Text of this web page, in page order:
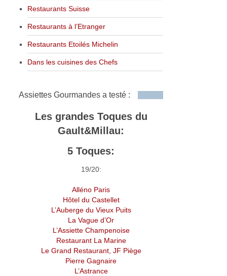
Restaurants Suisse
Restaurants à l’Etranger
Restaurants Etoilés Michelin
Dans les cuisines des Chefs
Assiettes Gourmandes a testé :
Les grandes Toques du
Gault&Millau:
5 Toques:
19/20:
Alléno Paris
Hôtel du Castellet
L’Auberge du Vieux Puits
La Vague d’Or
L’Assiette Champenoise
Restaurant La Marine
Le Grand Restaurant, JF Piège
Pierre Gagnaire
L’Astrance